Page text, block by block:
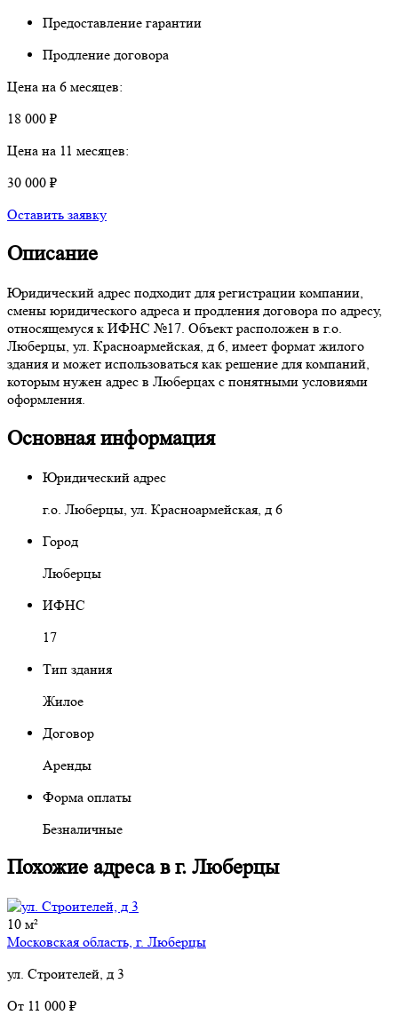
Предоставление гарантии
Продление договора
Цена на 6 месяцев:
18 000 ₽
Цена на 11 месяцев:
30 000 ₽
Оставить заявку
Описание
Юридический адрес подходит для регистрации компании,
смены юридического адреса и продления договора по адресу,
относящемуся к ИФНС №17. Объект расположен в г.о.
Люберцы, ул. Красноармейская, д 6, имеет формат жилого
здания и может использоваться как решение для компаний,
которым нужен адрес в Люберцах с понятными условиями
оформления.
Основная информация
Юридический адрес
г.о. Люберцы, ул. Красноармейская, д 6
Город
Люберцы
ИФНС
17
Тип здания
Жилое
Договор
Аренды
Форма оплаты
Безналичные
Похожие адреса в г. Люберцы
10 м²
Московская область, г. Люберцы
ул. Строителей, д 3
От 11 000 ₽